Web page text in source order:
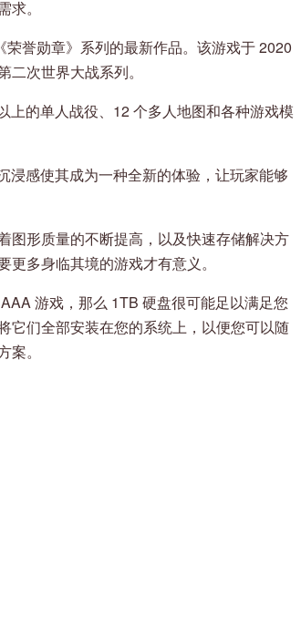
。
誉勋章》系列的最新作品。该游戏于 2020
次世界大战系列。
上的单人战役、12 个多人地图和各种游戏模
浸感使其成为一种全新的体验，让玩家能够
图形质量的不断提高，以及快速存储解决方
多身临其境的游戏才有意义。
游戏，那么 1TB 硬盘很可能足以满足您
它们全部安装在您的系统上，以便您可以随
。